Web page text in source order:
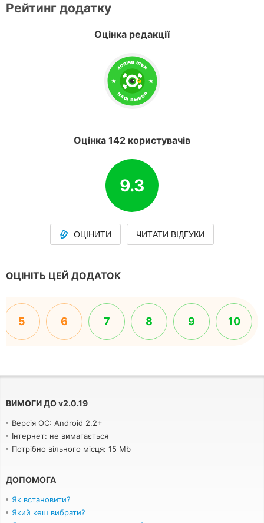
Рейтинг додатку
Оцінка редакції
Оцінка 142 користувачів
9.3
ОЦІНИТИ ЧИТАТИ ВІДГУКИ
ОЦІНІТЬ ЦЕЙ ДОДАТОК
5 6 7 8 9 10
ВИМОГИ ДОv2.0.19
Версія ОС: Android 2.2+
Інтернет: не вимагається
Потрібно вільного місця: 15 Mb
ДОПОМОГА
Як встановити?
Який кеш вибрати?